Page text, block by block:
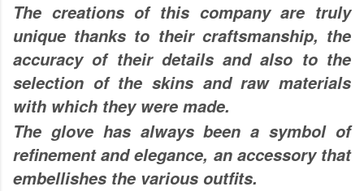
The creations of this company are truly
unique thanks to their craftsmanship, the
accuracy of their details and also to the
selection of the skins and raw materials
with which they were made.
The glove has always been a symbol of
refinement and elegance, an accessory that
embellishes the various outfits.